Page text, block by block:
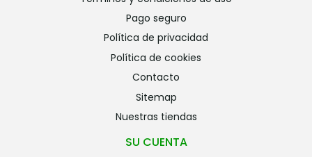
pago seguro
política de privacidad
política de cookies
contacto
sitemap
nuestras tiendas
SU CUENTA